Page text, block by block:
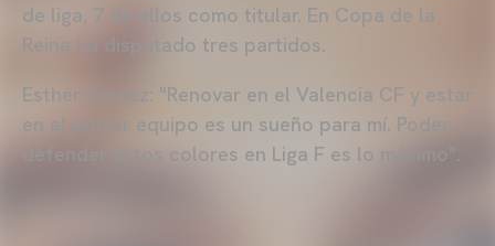
de liga, 7 de ellos como titular. En Copa de la
Reina ha disputado tres partidos.
Esther Gómez: "Renovar en el Valencia CF y estar
en el primer equipo es un sueño para mí. Poder
defender estos colores en Liga F es lo máximo".